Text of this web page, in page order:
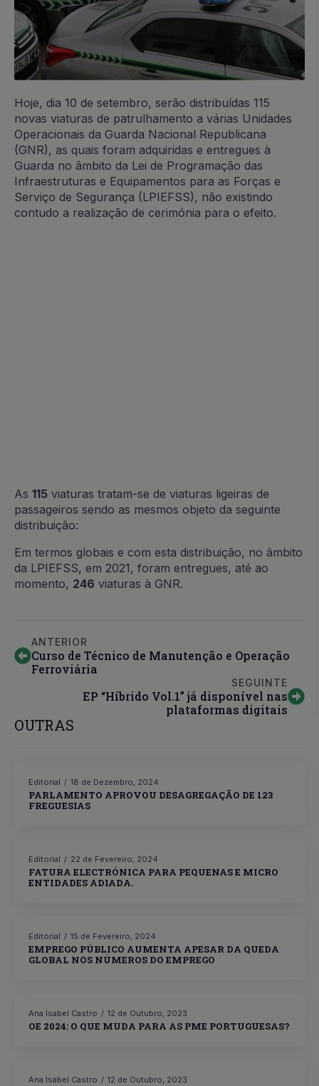
Hoje, dia 10 de setembro, serão distribuídas 115
novas viaturas de patrulhamento a várias Unidades
Operacionais da Guarda Nacional Republicana
(GNR), as quais foram adquiridas e entregues à
Guarda no âmbito da Lei de Programação das
Infraestruturas e Equipamentos para as Forças e
Serviço de Segurança (LPIEFSS), não existindo
contudo a realização de cerimónia para o efeito.
As 115 viaturas tratam-se de viaturas ligeiras de
passageiros sendo as mesmos objeto da seguinte
distribuição:
Em termos globais e com esta distribuição, no âmbito
da LPIEFSS, em 2021, foram entregues, até ao
momento, 246 viaturas à GNR.
ANTERIOR
Curso de Técnico de Manutenção e Operação
Ferroviária
SEGUINTE
EP “Híbrido Vol.1” já disponível nas
plataformas digitais
OUTRAS
PARLAMENTO APROVOU DESAGREGAÇÃO DE 123
FREGUESIAS
Editorial 18 de Dezembro, 2024
FATURA ELECTRÓNICA PARA PEQUENAS E MICRO
ENTIDADES ADIADA.
Editorial 22 de Fevereiro, 2024
EMPREGO PÚBLICO AUMENTA APESAR DA QUEDA
GLOBAL NOS NÚMEROS DO EMPREGO
Editorial 15 de Fevereiro, 2024
OE 2024: O QUE MUDA PARA AS PME PORTUGUESAS?
Ana Isabel Castro 12 de Outubro, 2023
Ana Isabel Castro 12 de Outubro, 2023